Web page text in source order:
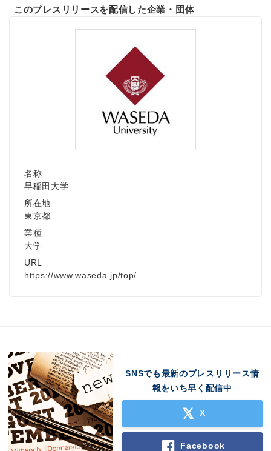
このプレスリリースを配信した企業・団体
名称
早稲田大学
所在地
東京都
業種
大学
URL
https://www.waseda.jp/top/
SNSでも最新のプレスリリース情
報をいち早く配信中
X
Facebook